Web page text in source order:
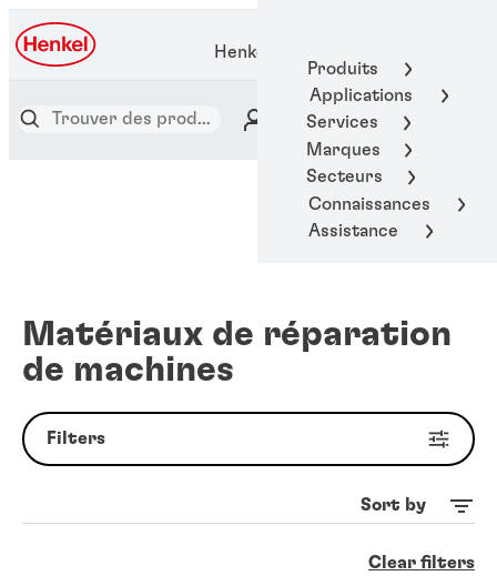
Produits
Applications
Services
Marques
Secteurs
Connaissances
Assistance
Henkel Adhesive Technologies
Matériaux de réparation
de machines
Filters
Sort by
Clear filters